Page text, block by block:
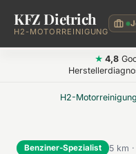
Zum Hauptinhalt
KFZ Dietrich
H2-MOTORREINIGUNG
★ 4,8
H2-Motorreinigung
Benziner-Spezialist 5 km